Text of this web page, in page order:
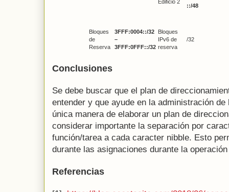
Edificio 2
::/48
Bloques
de
Reserva
3FFF:0004::/32
–
3FFF:0FFF::/32
Bloques
IPv6 de
reserva
/32
Conclusiones
Se debe buscar que el plan de
entender y que ayude en la administración
única manera de elaborar un plan de
considerar importante la separación por
función/tarea a cada caracter nibble. Esto
durante las asignaciones durante la
Referencias